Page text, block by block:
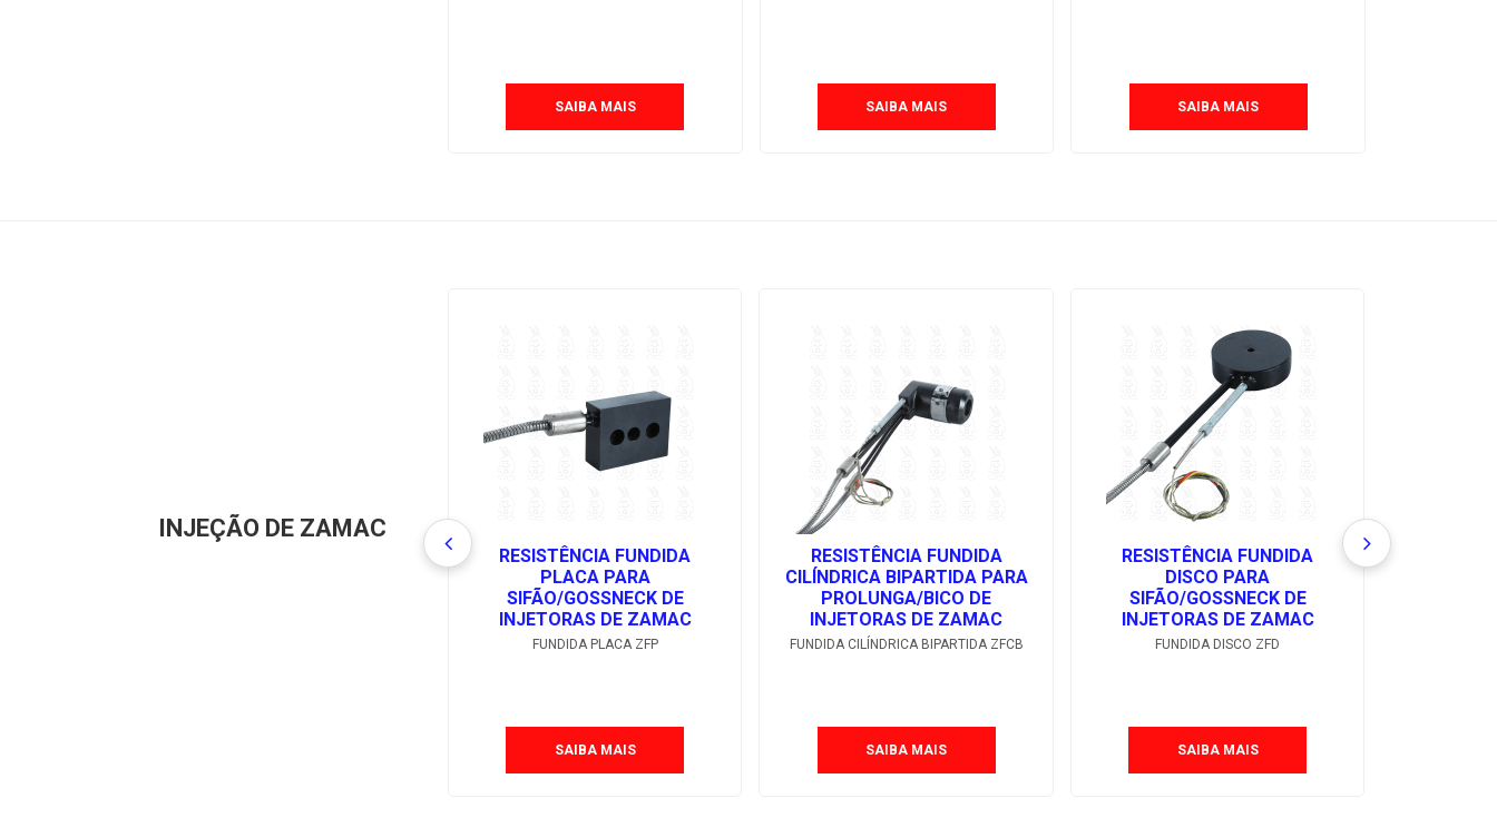
SAIBA MAIS SAIBA MAIS SAIBA MAIS
INJEÇÃO DE ZAMAC
RESISTÊNCIA FUNDIDA
PLACA PARA
SIFÃO/GOSSNECK DE
INJETORAS DE ZAMAC
FUNDIDA PLACA ZFP
SAIBA MAIS
RESISTÊNCIA FUNDIDA
CILÍNDRICA BIPARTIDA PARA
PROLUNGA/BICO DE
INJETORAS DE ZAMAC
FUNDIDA CILÍNDRICA BIPARTIDA ZFCB
SAIBA MAIS
RESISTÊNCIA FUNDIDA
DISCO PARA
SIFÃO/GOSSNECK DE
INJETORAS DE ZAMAC
FUNDIDA DISCO ZFD
SAIBA MAIS